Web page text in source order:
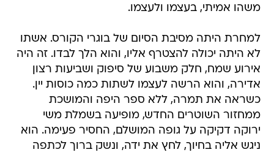
משהו אמיתי, בעצמו ולעצמו.
למחרת היתה מסיבת הסיום של בוגרי הקורס. אשתו
לא היתה יכולה להצטרף אליו, והוא הלך לבדו. זה היה
אירוע שמח, חלק משבוע של סיפוק ושביעות רצון
אדירה, והוא הרשה לעצמו לשתות כמה כוסות יין.
כשראה את תמרה, ללא ספר היפה והמושכת
ממחזור השוטרים החדש, מופיעה בשמלת משי
ירוקה דקיקה על גופה המושלם, החסיר פעימה. הוא
ניגש אליה בחיוך, לחץ את ידה, ונשק ברוך לכתפה